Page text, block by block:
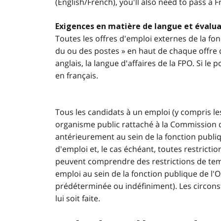
Exigences en matière de langue et
Toutes les offres d'emploi externes de la
du ou des postes » en haut de chaque
anglais, la langue d'affaires de la FPO. Si
en français.
Tous les candidats à un emploi (y compris
organisme public rattaché à la
antérieurement au sein de la fonction
d'emploi et, le cas échéant, toutes
peuvent comprendre des restrictions de
emploi au sein de la fonction publique de
prédéterminée ou indéfiniment). Les
lui soit faite.